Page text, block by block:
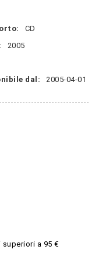
CD
2005
dal: 2005-04-01
a 95 €